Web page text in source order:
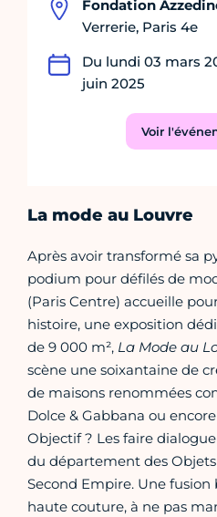
Fondation
Verrerie, Paris 4e
Du lundi 03 mars
juin 2025
Voir
La mode au Louvre
Après avoir transformé sa
podium pour défilés de
(Paris Centre) accueille
histoire, une exposition
de 9 000 m², La Mode au
scène une soixantaine de
de maisons renommées
Dolce & Gabbana ou
Objectif ? Les faire
du département des
Second Empire. Une
haute couture, à ne pas